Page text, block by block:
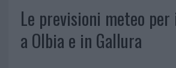
Le previsioni meteo per
a Olbia e in Gallura